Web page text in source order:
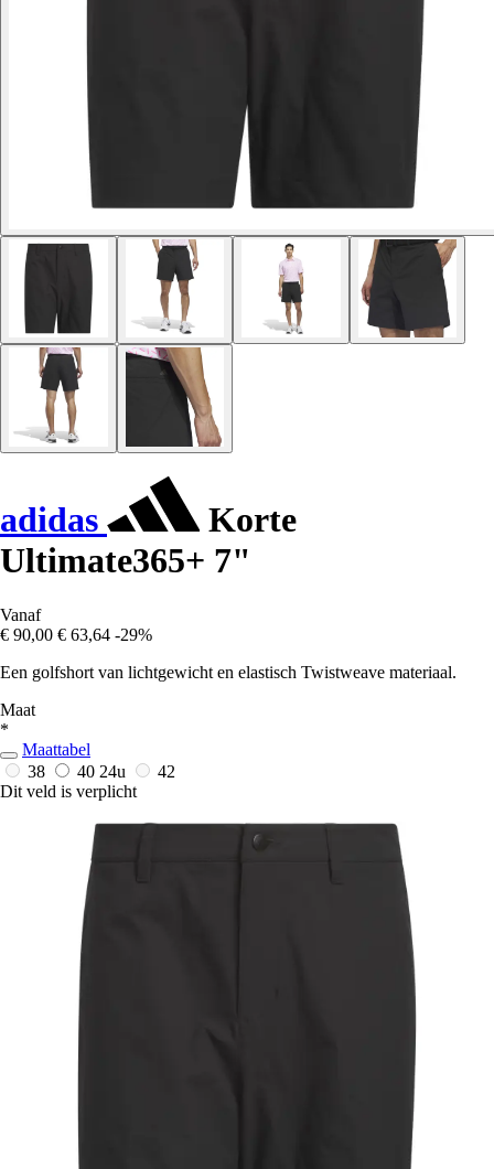
adidas
Korte
Ultimate365+ 7"
Vanaf
€ 90,00 € 63,64 -29%
Een golfshort van lichtgewicht en elastisch Twistweave materiaal.
Maat
*
Maattabel
38
40 24u
42
Dit veld is verplicht